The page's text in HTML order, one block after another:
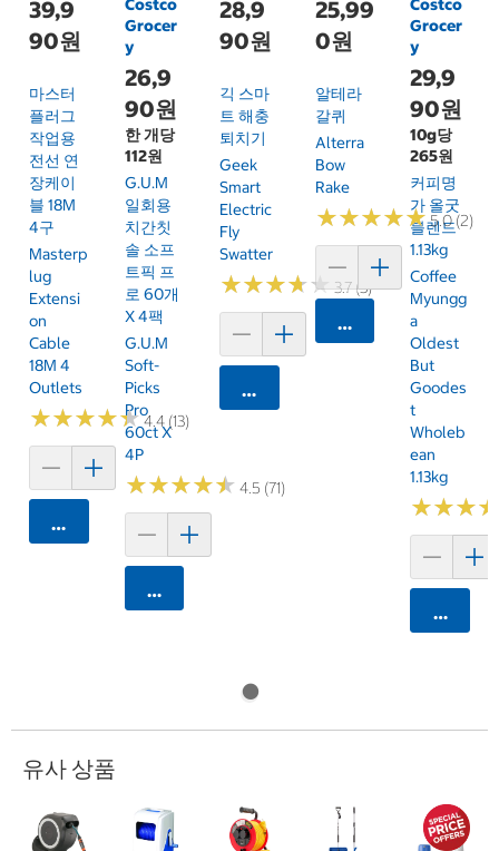
39,9
90원
마스터
플러그
작업용
전선 연
장케이
블 18M
4구
Masterp
Lug
Extensi
On
Cable
18M 4
Outlets
★★★★★
★★★★★4.4 (13)
카트에 담기
Costco
Grocer
y
26,9
90원
한 개당
112원
G.U.M
일회용
치간칫
솔 소프
트픽 프
로 60개
X 4팩
G.U.M
Soft-
Picks
Pro
60ct X
4P
★★★★★
★★★★★ 4.5 (71)
카트에 담기
28,9
90원
긱 스마
트 해충
퇴치기
Geek
Smart
Electric
Fly
Swatter
★★★★★
★★★★★3.7 (3)
카트에 담기
25,99
0원
알테라
갈퀴
Alterra
Bow
Rake
★★★★★
★★★★★5.0 (2)
카트에 담기
Costco
Grocer
y
29,9
90원
10g당
265원
커피명
가 올굿
블렌드
1.13kg
Coffee
Myungg
A
Oldest
But
Goodes
T
Wholeb
Ean
1.13kg
★★★
★★★
카트에
유사 상품